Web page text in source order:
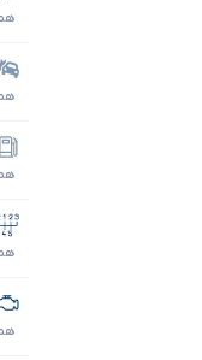
همه: ۱۳۰۰